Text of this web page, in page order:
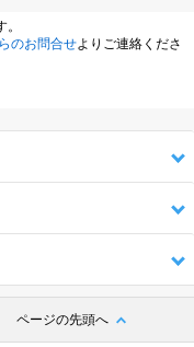
のお問合せよりご連絡くださ
ページの先頭へ